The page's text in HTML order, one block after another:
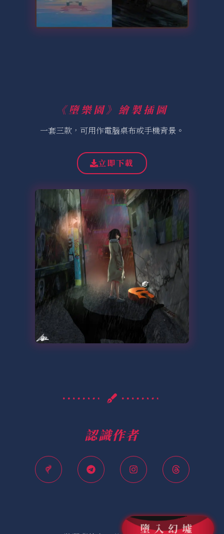
《墮樂園》繪製插圖
一套三款，可用作電腦桌布或手機背景。
立即下載
認識作者
墮入幻墟